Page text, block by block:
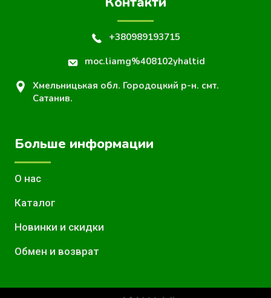
+380989193715
moc.liamg%408102yhaltid
Хмельницькая обл. Городоцкий р-н. смт.
Сатанив.
Больше информации
О нас
Каталог
Новинки и скидки
Обмен и возврат